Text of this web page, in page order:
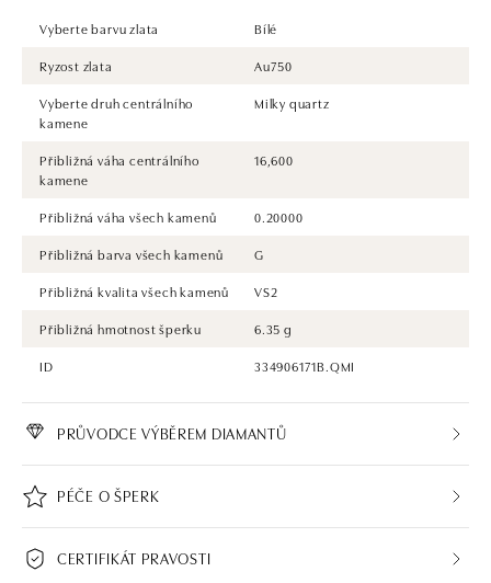
Vyberte barvu zlata
Bílé
Ryzost zlata
Au750
Vyberte druh centrálního
kamene
Milky quartz
Přibližná váha centrálního
kamene
16,600
Přibližná váha všech kamenů
0.20000
Přibližná barva všech kamenů
G
Přibližná kvalita všech kamenů
VS2
Přibližná hmotnost šperku
6.35 g
ID
334906171B.QMI
PRŮVODCE VÝBĚREM DIAMANTŮ
PÉČE O ŠPERK
CERTIFIKÁT PRAVOSTI